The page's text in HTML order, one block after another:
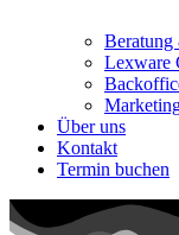
Lexware
Über uns
Kontakt
Termin buchen